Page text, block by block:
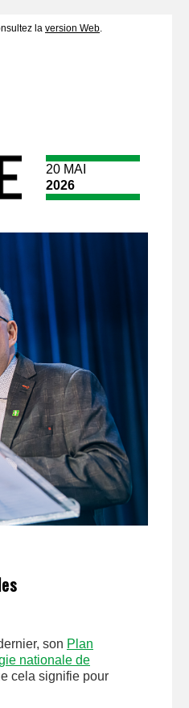
la version Web.
20 MAI
2026
son Plan
nationale de
cela signifie pour